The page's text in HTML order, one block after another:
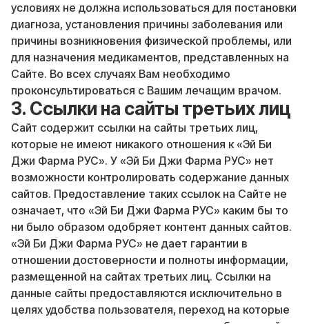
условиях не должна использоваться для постановки
диагноза, установления причины заболевания или
причины возникновения физической проблемы, или
для назначения медикаментов, представленных на
Сайте. Во всех случаях Вам необходимо
проконсультироваться с Вашим лечащим врачом.
3. Ссылки на сайты третьих лиц
Сайт содержит ссылки на сайты третьих лиц,
которые не имеют никакого отношения к «Эй Би
Джи Фарма РУС». У «Эй Би Джи Фарма РУС» нет
возможности контролировать содержание данных
сайтов. Предоставление таких ссылок на Сайте не
означает, что «Эй Би Джи Фарма РУС» каким бы то
ни было образом одобряет контент данных сайтов.
«Эй Би Джи Фарма РУС» не дает гарантии в
отношении достоверности и полноты информации,
размещенной на сайтах третьих лиц. Ссылки на
данные сайты предоставляются исключительно в
целях удобства пользователя, переход на которые